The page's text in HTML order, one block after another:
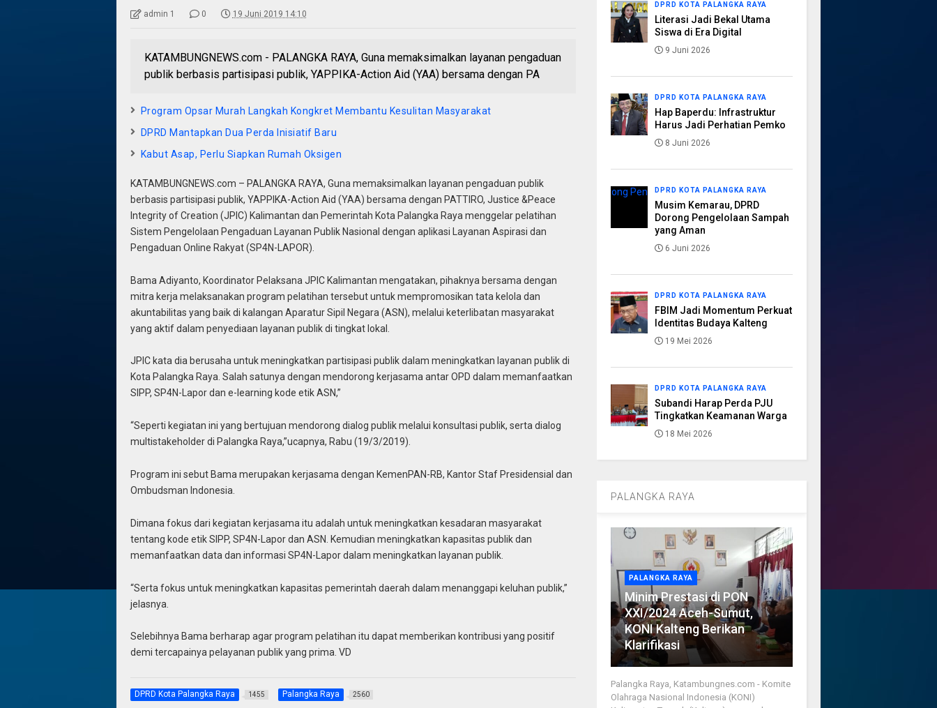
admin 1 0 19 Juni 2019 14:10
KATAMBUNGNEWS.com - PALANGKA RAYA, Guna memaksimalkan layanan pengaduan
publik berbasis partisipasi publik, YAPPIKA-Action Aid (YAA) bersama dengan PA
Program Opsar Murah Langkah Kongkret Membantu Kesulitan Masyarakat
DPRD Mantapkan Dua Perda Inisiatif Baru
Kabut Asap, Perlu Siapkan Rumah Oksigen
KATAMBUNGNEWS.com – PALANGKA RAYA, Guna memaksimalkan layanan pengaduan publik
berbasis partisipasi publik, YAPPIKA-Action Aid (YAA) bersama dengan PATTIRO, Justice &Peace
Integrity of Creation (JPIC) Kalimantan dan Pemerintah Kota Palangka Raya menggelar pelatihan
Sistem Pengelolaan Pengaduan Layanan Publik Nasional dengan aplikasi Layanan Aspirasi dan
Pengaduan Online Rakyat (SP4N-LAPOR).
Bama Adiyanto, Koordinator Pelaksana JPIC Kalimantan mengatakan, pihaknya bersama dengan
mitra kerja melaksanakan program pelatihan tersebut untuk mempromosikan tata kelola dan
akuntabilitas yang baik di kalangan Aparatur Sipil Negara (ASN), melalui keterlibatan masyarakat
yang aktif dalam penyediaan layanan publik di tingkat lokal.
JPIC kata dia berusaha untuk meningkatkan partisipasi publik dalam meningkatkan layanan publik di
Kota Palangka Raya. Salah satunya dengan mendorong kerjasama antar OPD dalam memanfaatkan
SIPP, SP4N-Lapor dan e-learning kode etik ASN,”
“Seperti kegiatan ini yang bertujuan mendorong dialog publik melalui konsultasi publik, serta dialog
multistakeholder di Palangka Raya,”ucapnya, Rabu (19/3/2019).
Program ini sebut Bama merupakan kerjasama dengan KemenPAN-RB, Kantor Staf Presidensial dan
Ombudsman Indonesia.
Dimana fokus dari kegiatan kerjasama itu adalah untuk meningkatkan kesadaran masyarakat
tentang kode etik SIPP, SP4N-Lapor dan ASN. Kemudian meningkatkan kapasitas publik dan
memanfaatkan data dan informasi SP4N-Lapor dalam meningkatkan layanan publik.
“Serta fokus untuk meningkatkan kapasitas pemerintah daerah dalam menanggapi keluhan publik,”
jelasnya.
Selebihnya Bama berharap agar program pelatihan itu dapat memberikan kontribusi yang positif
demi tercapainya pelayanan publik yang prima. VD
DPRD Kota Palangka Raya 1455 Palangka Raya 2560
DPRD KOTA PALANGKA RAYA
Literasi Jadi Bekal Utama
Siswa di Era Digital
9 Juni 2026
DPRD KOTA PALANGKA RAYA
Hap Baperdu: Infrastruktur
Harus Jadi Perhatian Pemko
8 Juni 2026
DPRD KOTA PALANGKA RAYA
Musim Kemarau, DPRD
Dorong Pengelolaan Sampah
yang Aman
6 Juni 2026
DPRD KOTA PALANGKA RAYA
FBIM Jadi Momentum Perkuat
Identitas Budaya Kalteng
19 Mei 2026
DPRD KOTA PALANGKA RAYA
Subandi Harap Perda PJU
Tingkatkan Keamanan Warga
18 Mei 2026
PALANGKA RAYA
PALANGKA RAYA
Minim Prestasi di PON
XXI/2024 Aceh-Sumut,
KONI Kalteng Berikan
Klarifikasi
Palangka Raya, Katambungnes.com - Komite
Olahraga Nasional Indonesia (KONI)